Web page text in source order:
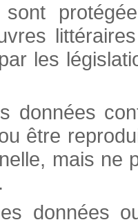
sont
les
données
être
mais ne
données